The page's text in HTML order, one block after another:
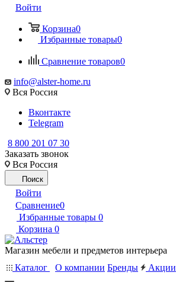
Войти
Корзина0
Избранные товары0
Сравнение товаров0
info@alster-home.ru
Вся Россия
Вконтакте
Telegram
8 800 201 07 30
Заказать звонок
Вся Россия
Поиск
Войти
Сравнение0
Избранные товары 0
Корзина 0
Магазин мебели и предметов интерьера
Каталог
О компании Бренды Акции